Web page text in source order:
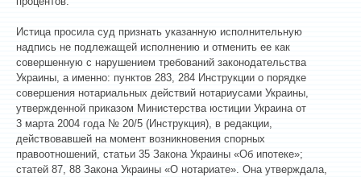
Истица просила суд признать указанную исполнительную
надпись не подлежащей исполнению и отменить ее как
совершенную с нарушением требований законодательства
Украины, а именно: пунктов 283, 284 Инструкции о порядке
совершения нотариальных действий нотариусами Украины,
утвержденной приказом Министерства юстиции Украина от
3 марта 2004 года № 20/5 (Инструкция), в редакции,
действовавшей на момент возникновения спорных
правоотношений, статьи 35 Закона Украины «Об ипотеке»;
статей 87, 88 Закона Украины «О нотариате». Она утверждала,